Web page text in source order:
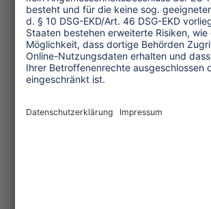
Transforming Tourism
Initiative